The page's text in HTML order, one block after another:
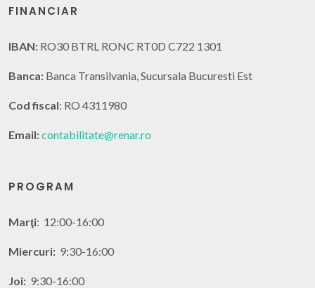
FINANCIAR
IBAN: RO30 BTRL RONC RT0D C722 1301
Banca: Banca Transilvania, Sucursala Bucuresti Est
Cod fiscal: RO 4311980
Email:contabilitate@renar.ro
PROGRAM
Marţi: 12:00-16:00
Miercuri: 9:30-16:00
Joi: 9:30-16:00